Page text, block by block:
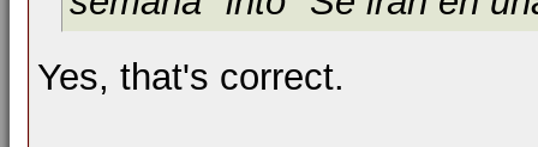
Yes, that's correct.